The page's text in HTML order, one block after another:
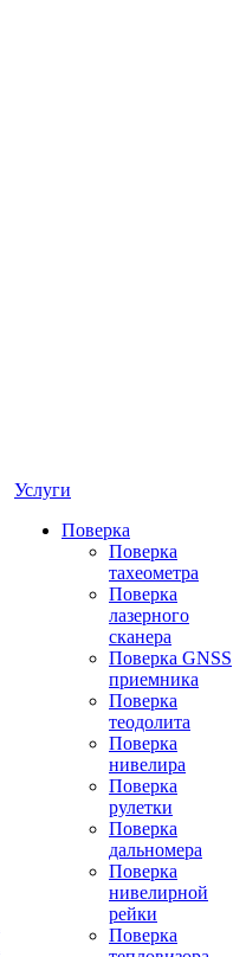
Услуги
Поверка
Поверка
тахеометра
Поверка
лазерного
сканера
Поверка GNSS
приемника
Поверка
теодолита
Поверка
нивелира
Поверка
рулетки
Поверка
дальномера
Поверка
нивелирной
рейки
Поверка